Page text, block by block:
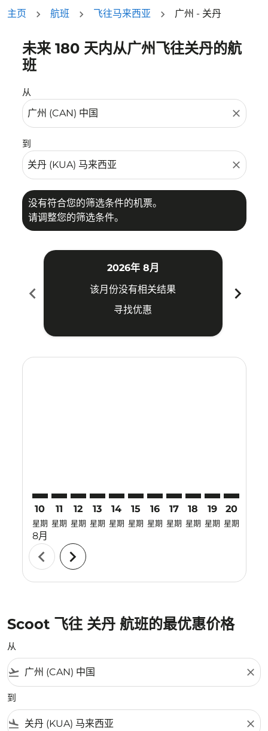
主页 航班 飞往马来西亚 广州 - 关丹
未来 180 天内从广州飞往关丹的航
班
从
close
到
close
没有符合您的筛选条件的机票。
请调整您的筛选条件。
没有符合您的筛选条件的机票。请调整您的筛选条件。
chevron_left
2026年 8月
该月份没有相关结果
寻找优惠
chevron_right
10
星期
8月
11
星期
12
星期
13
星期
14
星期
15
星期
16
星期
17
星期
18
星期
19
星期
20
星期
chevron_left chevron_right
Scoot 飞往 关丹 航班的最优惠价格
从
flight_takeoff close
到
flight_land close